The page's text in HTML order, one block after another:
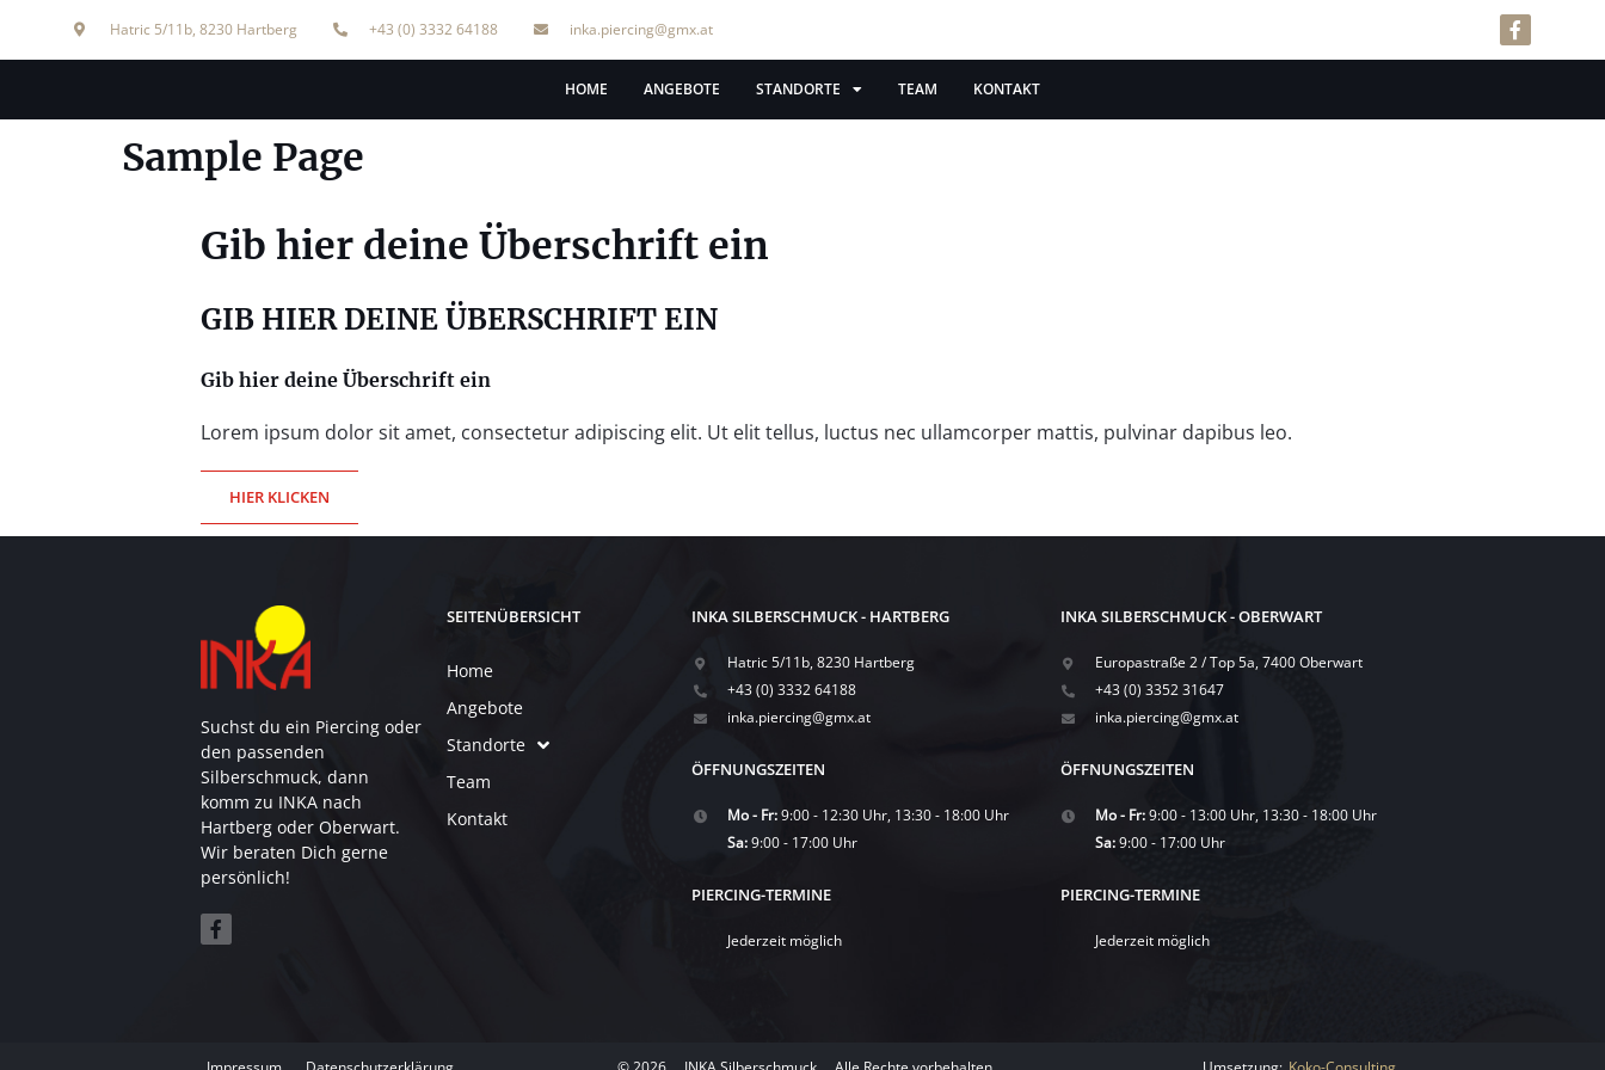
Hatric 5/11b, 8230 Hartberg +43 (0) 3332 64188 inka.piercing@gmx.at
HOME ANGEBOTE STANDORTE TEAM KONTAKT
Sample Page
Gib hier deine Überschrift ein
GIB HIER DEINE ÜBERSCHRIFT EIN
Gib hier deine Überschrift ein
Lorem ipsum dolor sit amet, consectetur adipiscing elit. Ut elit tellus, luctus nec ullamcorper mattis, pulvinar dapibus leo.
HIER KLICKEN
Suchst du ein Piercing oder
den passenden
Silberschmuck, dann
komm zu INKA nach
Hartberg oder Oberwart.
Wir beraten Dich gerne
persönlich!
SEITENÜBERSICHT
Home
Angebote
Standorte
Team
Kontakt
INKA SILBERSCHMUCK - HARTBERG
Hatric 5/11b, 8230 Hartberg
+43 (0) 3332 64188
inka.piercing@gmx.at
ÖFFNUNGSZEITEN
Mo - Fr:9:00 - 12:30 Uhr, 13:30 - 18:00 Uhr
Sa:9:00 - 17:00 Uhr
PIERCING-TERMINE
Jederzeit möglich
INKA SILBERSCHMUCK - OBERWART
Europastraße 2 / Top 5a, 7400 Oberwart
+43 (0) 3352 31647
inka.piercing@gmx.at
ÖFFNUNGSZEITEN
Mo - Fr:9:00 - 13:00 Uhr, 13:30 - 18:00 Uhr
Sa:9:00 - 17:00 Uhr
PIERCING-TERMINE
Jederzeit möglich